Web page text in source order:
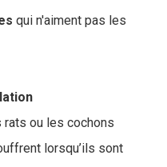
qui n'aiment pas les
rats ou les cochons
lorsqu’ils sont